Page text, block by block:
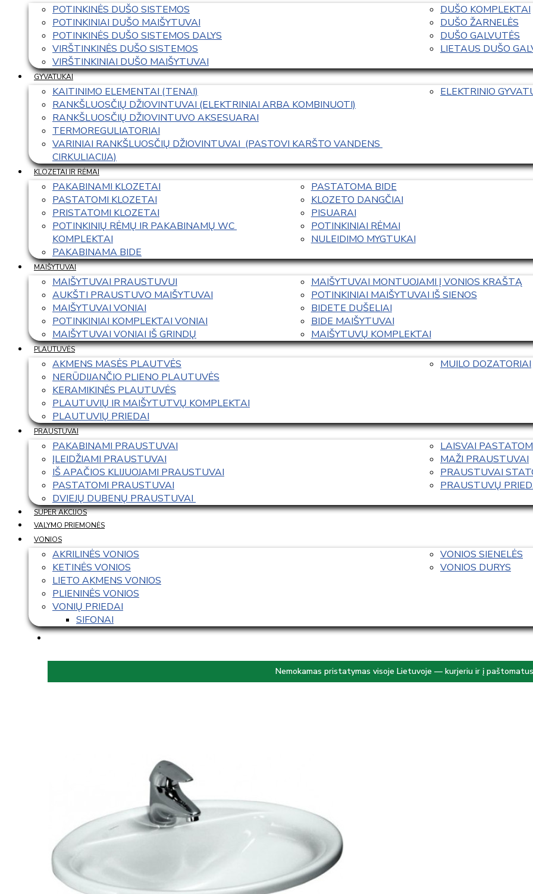
POTINKINĖS DUŠO SISTEMOS
POTINKINIAI DUŠO MAIŠYTUVAI
POTINKINĖS DUŠO SISTEMOS DALYS
VIRŠTINKINĖS DUŠO SISTEMOS
VIRŠTINKINIAI DUŠO MAIŠYTUVAI
DUŠO KOMPLEKTAI
DUŠO ŽARNELĖS
DUŠO GALVUTĖS
LIETAUS DUŠO
GYVATUKAI
KAITINIMO ELEMENTAI (TENAI)
RANKŠLUOSČIŲ DŽIOVINTUVAI (ELEKTRINIAI ARBA KOMBINUOTI)
RANKŠLUOSČIŲ DŽIOVINTUVO AKSESUARAI
TERMOREGULIATORIAI
VARINIAI RANKŠLUOSČIŲ DŽIOVINTUVAI  (PASTOVI KARŠTO VANDENS
CIRKULIACIJA)
ELEKTRINIO
KLOZETAI IR RĖMAI
PAKABINAMI KLOZETAI
PASTATOMI KLOZETAI
PRISTATOMI KLOZETAI
POTINKINIŲ RĖMŲ IR PAKABINAMŲ WC
KOMPLEKTAI
PAKABINAMA BIDE
PASTATOMA BIDE
KLOZETO DANGČIAI
PISUARAI
POTINKINIAI RĖMAI
NULEIDIMO MYGTUKAI
MAIŠYTUVAI
MAIŠYTUVAI PRAUSTUVUI
AUKŠTI PRAUSTUVO MAIŠYTUVAI
MAIŠYTUVAI VONIAI
POTINKINIAI KOMPLEKTAI VONIAI
MAIŠYTUVAI VONIAI IŠ GRINDŲ
MAIŠYTUVAI MONTUOJAMI Į VONIOS KRAŠTĄ
POTINKINIAI MAIŠYTUVAI IŠ SIENOS
BIDETE DUŠELIAI
BIDE MAIŠYTUVAI
MAIŠYTUVŲ KOMPLEKTAI
PLAUTUVĖS
AKMENS MASĖS PLAUTVĖS
NERŪDIJANČIO PLIENO PLAUTUVĖS
KERAMIKINĖS PLAUTUVĖS
PLAUTUVIŲ IR MAIŠYTUTVŲ KOMPLEKTAI
PLAUTUVIŲ PRIEDAI
MUILO DOZATORIAI
PRAUSTUVAI
PAKABINAMI PRAUSTUVAI
ĮLEIDŽIAMI PRAUSTUVAI
IŠ APAČIOS KLIJUOJAMI PRAUSTUVAI
PASTATOMI PRAUSTUVAI
DVIEJŲ DUBENŲ PRAUSTUVAI
LAISVAI
MAŽI PRAUSTUVAI
PRAUSTUVAI
PRAUSTUVŲ
SUPER AKCIJOS
VALYMO PRIEMONĖS
VONIOS
AKRILINĖS VONIOS
KETINĖS VONIOS
LIETO AKMENS VONIOS
PLIENINĖS VONIOS
VONIŲ PRIEDAI
SIFONAI
VONIOS SIENELĖS
VONIOS DURYS
Nemokamas pristatymas visoje Lietuvoje — kurjeriu ir į paštomatus